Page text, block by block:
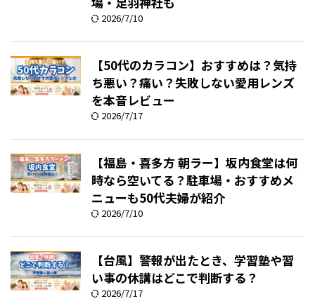
2026/7/10
【50代のカラコン】おすすめは？気持
ち悪い？痛い？失敗しない愛用レンズ
を本音レビュー
2026/7/17
【福島・喜多方 朝ラー】坂内食堂は何
時なら空いてる？駐車場・おすすめメ
ニューも50代夫婦が紹介
2026/7/10
【台風】警報が出たとき、学習塾や習
い事の休講はどこで判断する？
2026/7/17